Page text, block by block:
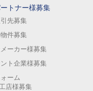
トナー様募集
先募集
件募集
ーカー様募集
ト企業様募集
ーム
店様募集